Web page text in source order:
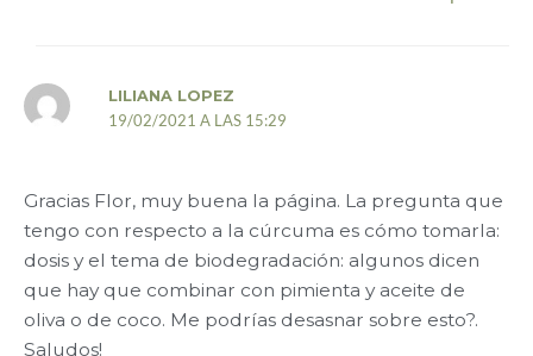
LILIANA LOPEZ
19/02/2021 A LAS 15:29
Gracias Flor, muy buena la página. La pregunta que
tengo con respecto a la cúrcuma es cómo tomarla:
dosis y el tema de biodegradación: algunos dicen
que hay que combinar con pimienta y aceite de
oliva o de coco. Me podrías desasnar sobre esto?.
Saludos!